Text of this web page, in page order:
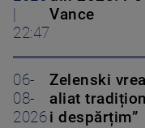
22:47
Vance
06-
08-
2026
Zelenski
aliat
i despărțim”